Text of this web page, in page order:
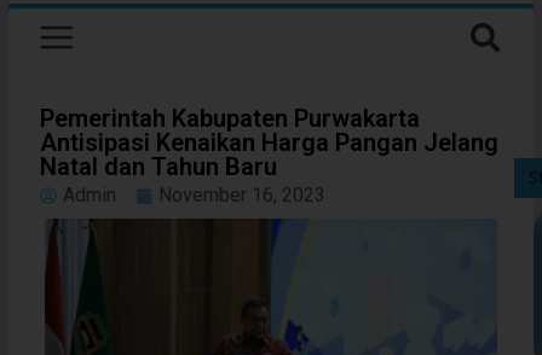
Pemerintah Kabupaten Purwakarta
Antisipasi Kenaikan Harga Pangan Jelang
Natal dan Tahun Baru
Admin November 16, 2023